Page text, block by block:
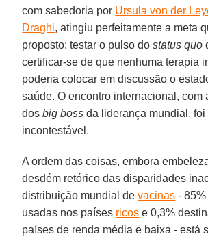
com sabedoria por Ursula von der
Draghi, atingiu perfeitamente a meta
proposto: testar o pulso dostatus quo
certificar-se de que nenhuma terapia
poderia colocar em discussão o
saúde. O encontro internacional, com
dosbig boss da liderança mundial, foi
incontestável.
A ordem das coisas, embora
desdém retórico das disparidades
distribuição mundial devacinas -
usadas nos países ricos e 0,3%
países de renda média e baixa - está